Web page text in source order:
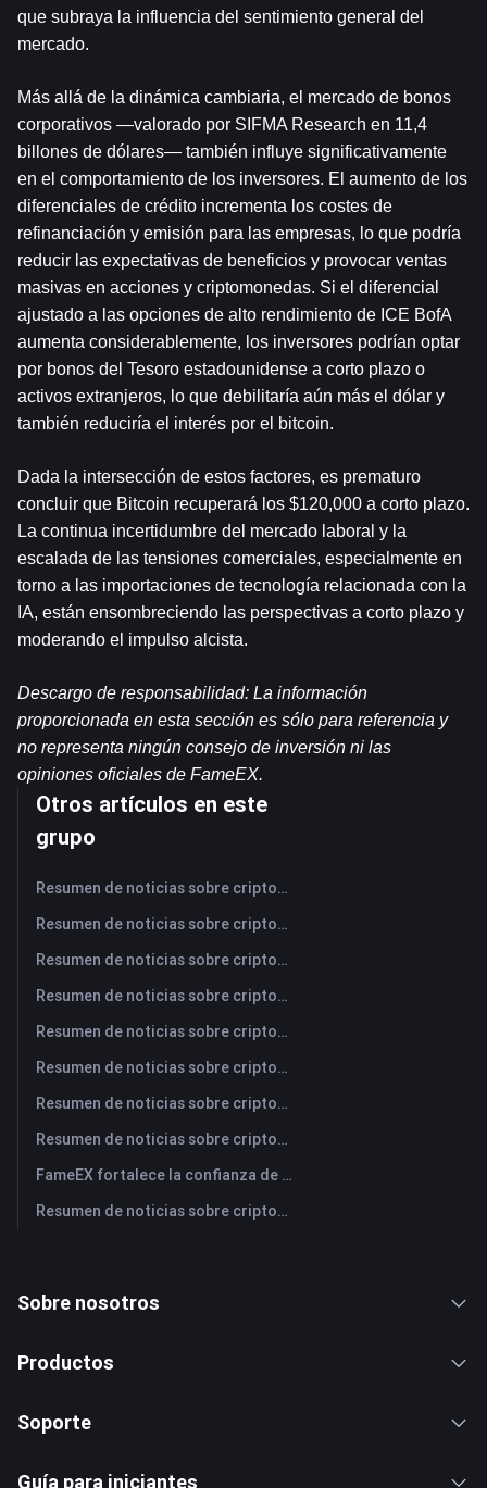
que subraya la influencia del sentimiento general del
mercado.
Más allá de la dinámica cambiaria, el mercado de bonos
corporativos —valorado por SIFMA Research en 11,4
billones de dólares— también influye significativamente
en el comportamiento de los inversores. El aumento de los
diferenciales de crédito incrementa los costes de
refinanciación y emisión para las empresas, lo que podría
reducir las expectativas de beneficios y provocar ventas
masivas en acciones y criptomonedas. Si el diferencial
ajustado a las opciones de alto rendimiento de ICE BofA
aumenta considerablemente, los inversores podrían optar
por bonos del Tesoro estadounidense a corto plazo o
activos extranjeros, lo que debilitaría aún más el dólar y
también reduciría el interés por el bitcoin.
Dada la intersección de estos factores, es prematuro
concluir que Bitcoin recuperará los $120,000 a corto plazo.
La continua incertidumbre del mercado laboral y la
escalada de las tensiones comerciales, especialmente en
torno a las importaciones de tecnología relacionada con la
IA, están ensombreciendo las perspectivas a corto plazo y
moderando el impulso alcista.
Descargo de responsabilidad: La información
proporcionada en esta sección es sólo para referencia y
no representa ningún consejo de inversión ni las
opiniones oficiales de FameEX.
Otros artículos en este
grupo
Resumen de noticias sobre criptomonedas de FameEX de hoy | 7 de agosto de 2026
Resumen de noticias sobre criptomonedas de FameEX de hoy | 6 de agosto de 2026
Resumen de noticias sobre criptomonedas de FameEX de hoy | 5 de agosto de 2026
Resumen de noticias sobre criptomonedas de FameEX de hoy | 4 de agosto de 2026
Resumen de noticias sobre criptomonedas de FameEX de hoy | 3 de agosto de 2026
Resumen de noticias sobre criptomonedas de FameEX de hoy | 31 de julio de 2026
Resumen de noticias sobre criptomonedas de FameEX de hoy | 30 de julio de 2026
Resumen de noticias sobre criptomonedas de FameEX de hoy | 29 de julio de 2026
FameEX fortalece la confianza de los usuarios a través de ocho años de operaciones estables y crecimiento global
Resumen de noticias sobre criptomonedas de FameEX de hoy | 28 de julio de 2026
Sobre nosotros
Productos
Soporte
Guía para iniciantes